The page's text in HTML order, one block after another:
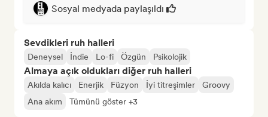
Sosyal medyada paylaşıldı
Sevdikleri ruh halleri
Deneysel İndie Lo-fi Özgün Psikolojik
Almaya açık oldukları diğer ruh halleri
Akılda kalıcı Enerjik Füzyon İyi titreşimler
Groovy
Ana akım
Tümünü göster +3